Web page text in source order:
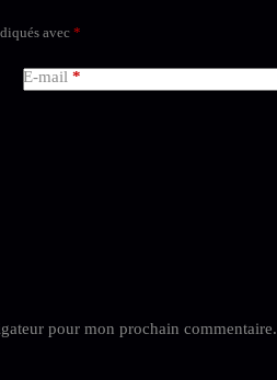
avec *
E-mail *
pour mon prochain commentaire.